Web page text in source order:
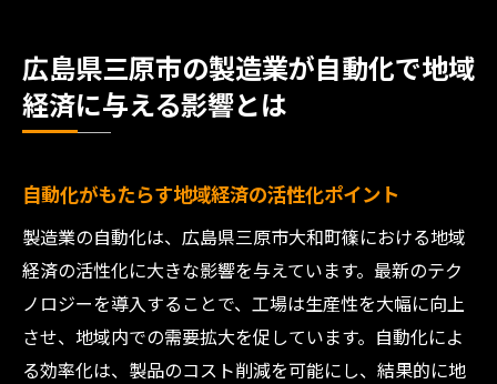
地域の雇用機会の増加とその背景
製造業の自動化がもたらすサービス業への
持続可能な地域経済の実現に向けた製造業
大和町篠の工場で見る製造業の自動化技術の進
化
最新技術の導入事例とその効果
自動化ラインの設計プロセスと成功の秘訣
広島県三原市の製造業が自動化で地域
経済に与える影響とは
自動化がもたらす地域経済の活性化ポイント
製造業の自動化は、広島県三原市大和町篠における地域
経済の活性化に大きな影響を与えています。最新のテク
ノロジーを導入することで、工場は生産性を大幅に向上
させ、地域内での需要拡大を促しています。自動化によ
る効率化は、製品のコスト削減を可能にし、結果的に地